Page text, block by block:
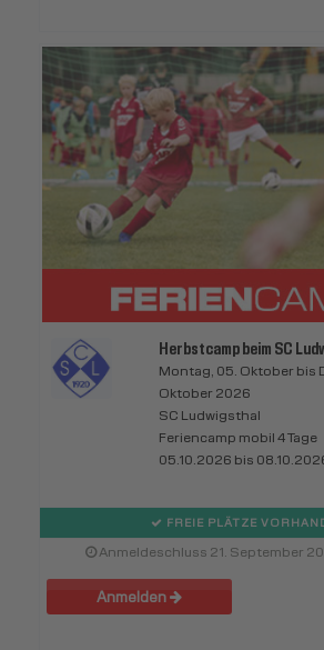
Herbstcamp beim SC
Montag, 05. Oktober bis
Oktober 2026
SC Ludwigsthal
Feriencamp mobil 4 Tage
05.10.2026 bis
FREIE PLÄTZE
Anmeldeschluss 21. September
Anmelden